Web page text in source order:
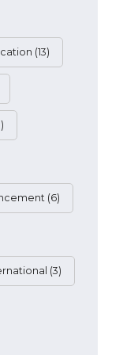
(13)
(6)
(3)